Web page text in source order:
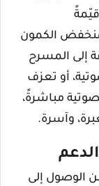
الكمون
إلى المسرح
أو تعزف
مباشرةً،
وآسرة.
الوصول إلى